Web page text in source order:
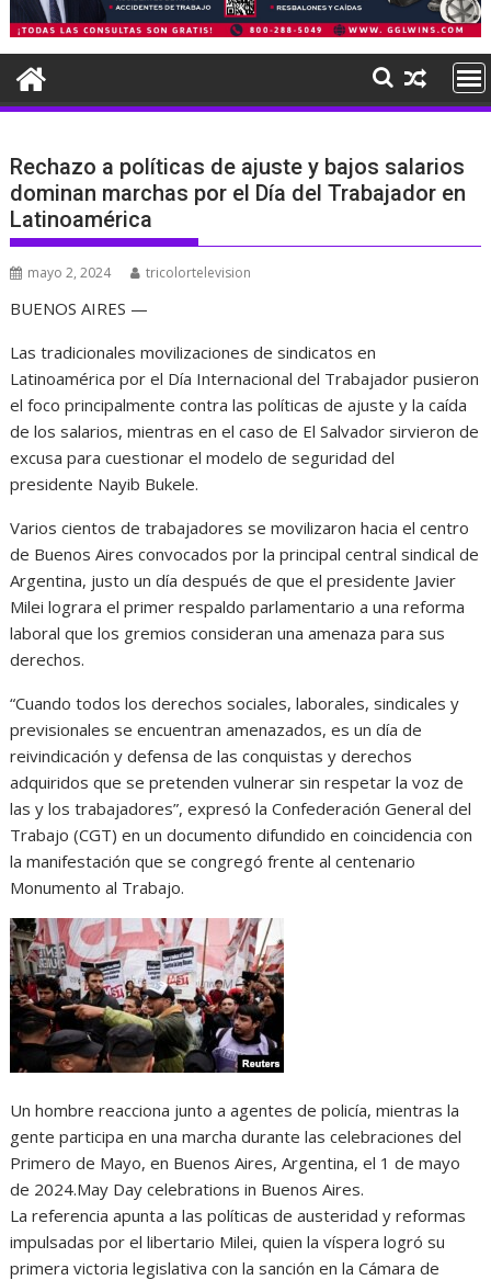
Rechazo a políticas de ajuste y bajos salarios
dominan marchas por el Día del Trabajador en
Latinoamérica
mayo 2, 2024 tricolortelevision
BUENOS AIRES —
Las tradicionales movilizaciones de sindicatos en
Latinoamérica por el Día Internacional del Trabajador pusieron
el foco principalmente contra las políticas de ajuste y la caída
de los salarios, mientras en el caso de El Salvador sirvieron de
excusa para cuestionar el modelo de seguridad del
presidente Nayib Bukele.
Varios cientos de trabajadores se movilizaron hacia el centro
de Buenos Aires convocados por la principal central sindical de
Argentina, justo un día después de que el presidente Javier
Milei lograra el primer respaldo parlamentario a una reforma
laboral que los gremios consideran una amenaza para sus
derechos.
“Cuando todos los derechos sociales, laborales, sindicales y
previsionales se encuentran amenazados, es un día de
reivindicación y defensa de las conquistas y derechos
adquiridos que se pretenden vulnerar sin respetar la voz de
las y los trabajadores”, expresó la Confederación General del
Trabajo (CGT) en un documento difundido en coincidencia con
la manifestación que se congregó frente al centenario
Monumento al Trabajo.
Un hombre reacciona junto a agentes de policía, mientras la
gente participa en una marcha durante las celebraciones del
Primero de Mayo, en Buenos Aires, Argentina, el 1 de mayo
de 2024.May Day celebrations in Buenos Aires.
La referencia apunta a las políticas de austeridad y reformas
impulsadas por el libertario Milei, quien la víspera logró su
primera victoria legislativa con la sanción en la Cámara de